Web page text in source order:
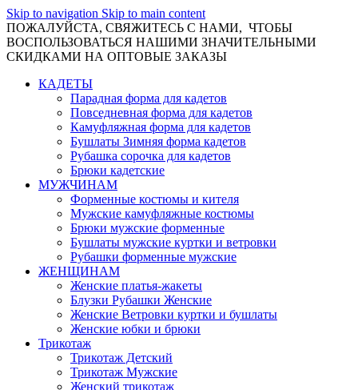
Skip to navigation Skip to main content
ПОЖАЛУЙСТА, СВЯЖИТЕСЬ С НАМИ, ЧТОБЫ
ВОСПОЛЬЗОВАТЬСЯ НАШИМИ ЗНАЧИТЕЛЬНЫМИ
СКИДКАМИ НА ОПТОВЫЕ ЗАКАЗЫ
КАДЕТЫ
Парадная форма для кадетов
Повседневная форма для кадетов
Камуфляжная форма для кадетов
Бушлаты Зимняя форма кадетов
Рубашка сорочка для кадетов
Брюки кадетские
МУЖЧИНАМ
Форменные костюмы и кителя
Мужские камуфляжные костюмы
Брюки мужские форменные
Бушлаты мужские куртки и ветровки
Рубашки форменные мужские
ЖЕНЩИНАМ
Женские платья-жакеты
Блузки Рубашки Женские
Женские Ветровки куртки и бушлаты
Женские юбки и брюки
Трикотаж
Трикотаж Детский
Трикотаж Мужские
Женский трикотаж